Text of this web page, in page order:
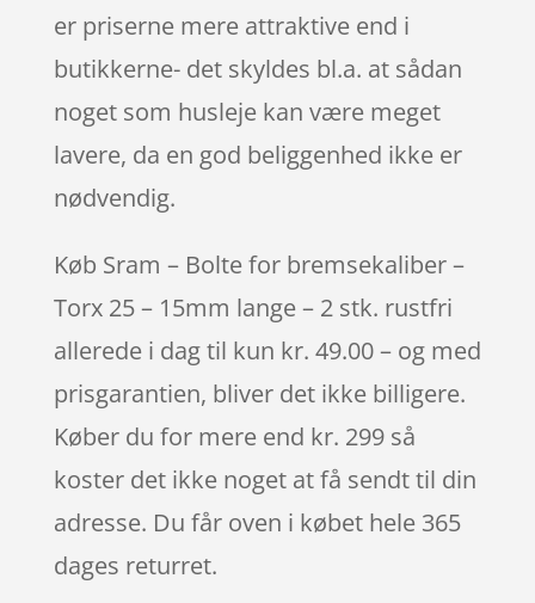
er priserne mere attraktive end i
butikkerne- det skyldes bl.a. at sådan
noget som husleje kan være meget
lavere, da en god beliggenhed ikke er
nødvendig.
Køb Sram – Bolte for bremsekaliber –
Torx 25 – 15mm lange – 2 stk. rustfri
allerede i dag til kun kr. 49.00 – og med
prisgarantien, bliver det ikke billigere.
Køber du for mere end kr. 299 så
koster det ikke noget at få sendt til din
adresse. Du får oven i købet hele 365
dages returret.